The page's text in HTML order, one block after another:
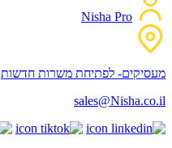
Nisha Pro
מעסיקים- לפתיחת משרות חדשות
sales@Nisha.co.il